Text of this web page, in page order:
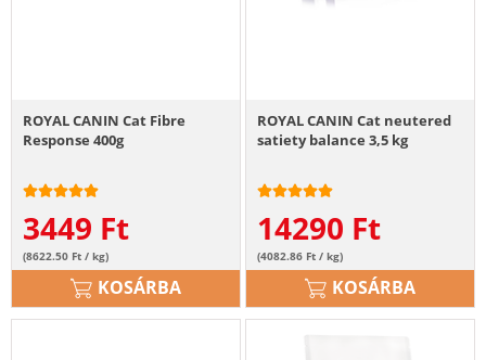
ROYAL CANIN Cat Fibre
Response 400g
3449 Ft
(8622.50 Ft / kg)
KOSÁRBA
ROYAL CANIN Cat neutered
satiety balance 3,5 kg
14290 Ft
(4082.86 Ft / kg)
KOSÁRBA